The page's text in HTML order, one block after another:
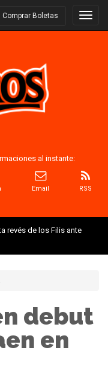
Comprar Boletas
al instante:
Email RSS
revés de los Filis ante
debut
en